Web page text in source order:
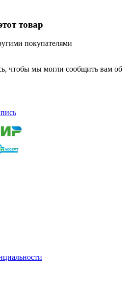
товар
покупателями
чтобы мы могли сообщить вам об